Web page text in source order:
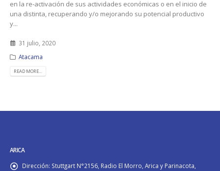
en la re-activación de sus actividades económicas o en el inicio de
una distinta, recuperando y/o mejorando su potencial productivo
y...
31 julio, 2020
Atacama
READ MORE...
ARICA
Dirección: Stuttgart N°2156, Radio El Morro, Arica y Parinacota,